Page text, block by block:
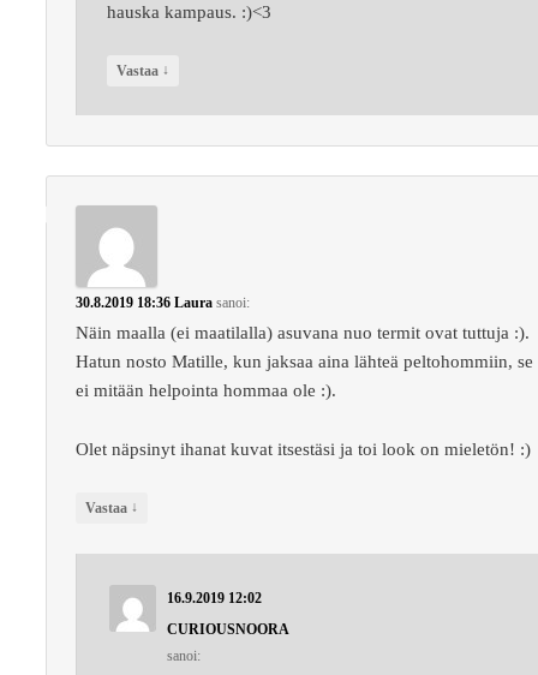
hauska kampaus. :)<3
Vastaa ↓
30.8.2019 18:36 Laura sanoi:
Näin maalla (ei maatilalla) asuvana nuo termit ovat tuttuja :).
Hatun nosto Matille, kun jaksaa aina lähteä peltohommiin, se
ei mitään helpointa hommaa ole :).
Olet näpsinyt ihanat kuvat itsestäsi ja toi look on mieletön! :)
Vastaa ↓
16.9.2019 12:02
CURIOUSNOORA
sanoi: